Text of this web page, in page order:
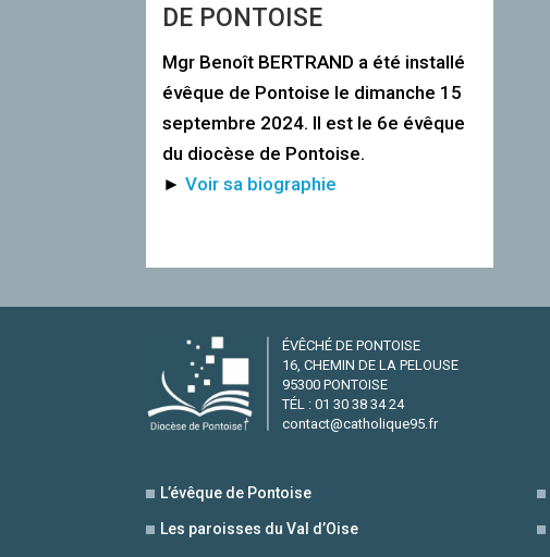
DE PONTOISE
Mgr Benoît BERTRAND a été installé
évêque de Pontoise le dimanche 15
septembre 2024. Il est le 6e évêque
du diocèse de Pontoise.
►Voir sa biographie
ÉVÊCHÉ DE PONTOISE
16, CHEMIN DE LA PELOUSE
95300 PONTOISE
TÉL : 01 30 38 34 24
contact@catholique95.fr
L’évêque de Pontoise
Les paroisses du Val d’Oise